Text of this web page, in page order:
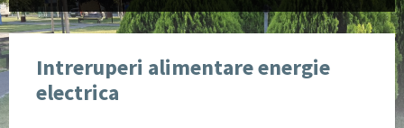
Intreruperi alimentare energie
electrica